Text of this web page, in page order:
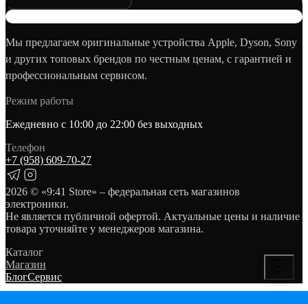
Мы предлагаем оригинальные устройства Apple, Dyson, Sony
и других топовых брендов по честным ценам, с гарантией и
профессиональным сервисом.
Режим работы
Ежедневно с 10:00 до 22:00 без выходных
Телефон
+7 (958) 609‑70‑27
2026 © «9:41 Store» – федеральная сеть магазинов
электроники.
Не является публичной офертой. Актуальные цены и наличие
товара уточняйте у менеджеров магазина.
Каталог
Магазин
БлогСервис